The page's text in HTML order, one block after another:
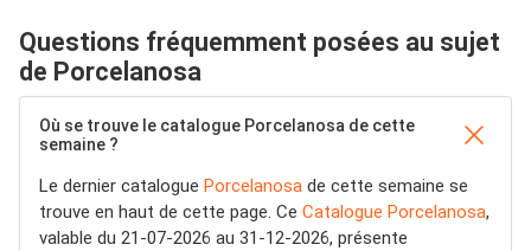
Questions fréquemment posées au sujet
de Porcelanosa
Où se trouve le catalogue Porcelanosa de cette
semaine ?
Le dernier catalogue Porcelanosa de cette semaine se
trouve en haut de cette page. Ce Catalogue Porcelanosa,
valable du 21-07-2026 au 31-12-2026, présente